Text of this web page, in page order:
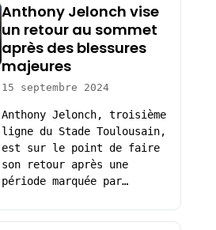
Anthony Jelonch vise
un retour au sommet
après des blessures
majeures
15 septembre 2024
Anthony Jelonch, troisième
ligne du Stade Toulousain,
est sur le point de faire
son retour après une
période marquée par…